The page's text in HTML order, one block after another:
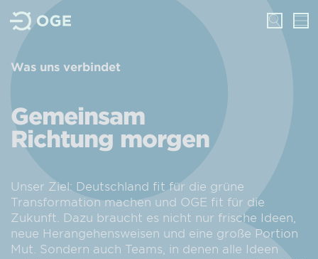
Was uns verbindet
Gemeinsam
Richtung morgen
Unser Ziel: Deutschland fit für die grüne
Transformation machen und OGE fit für die
Zukunft. Dazu braucht es nicht nur frische Ideen,
neue Herangehensweisen und eine große Portion
Mut. Sondern auch Teams, in denen alle Ideen